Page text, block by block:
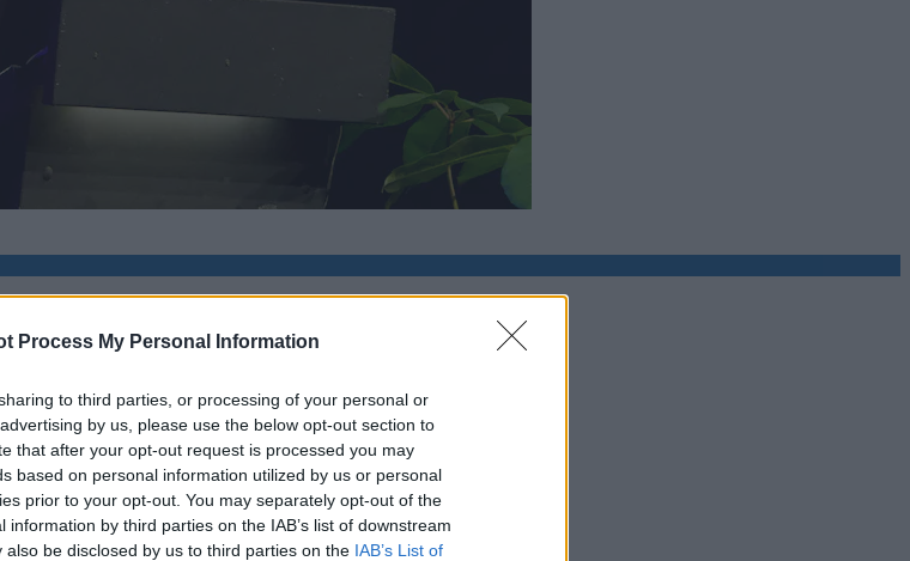
Process My Personal Information
to third parties, or processing of your personal or
by us, please use the below opt-out section to
that after your opt-out request is processed you may
based on personal information utilized by us or personal
prior to your opt-out. You may separately opt-out of the
by third parties on the IAB’s list of downstream
be disclosed by us to third parties on the IAB’s List of